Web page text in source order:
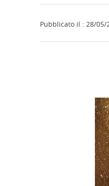
Pubblicato il : 28/05/